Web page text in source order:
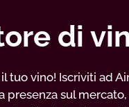
di
tuo vino! Iscriviti ad
presenza sul mercato,